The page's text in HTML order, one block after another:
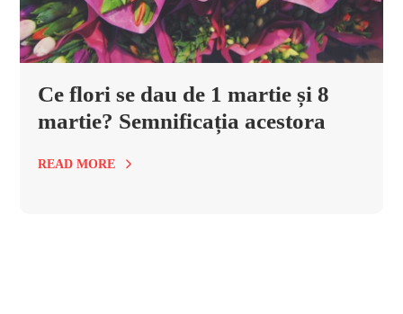
Ce flori se dau de 1 martie și 8
martie? Semnificația acestora
READ MORE